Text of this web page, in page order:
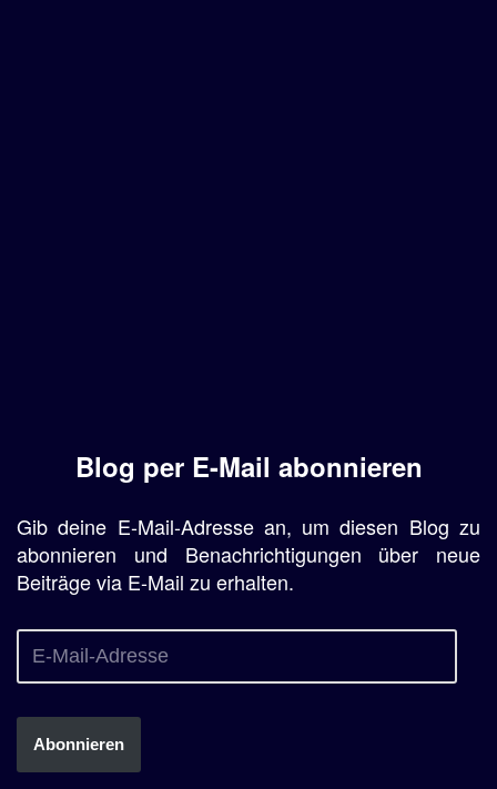
Blog per E-Mail abonnieren
Gib deine E-Mail-Adresse an, um diesen Blog zu
abonnieren und Benachrichtigungen über neue
Beiträge via E-Mail zu erhalten.
Abonnieren